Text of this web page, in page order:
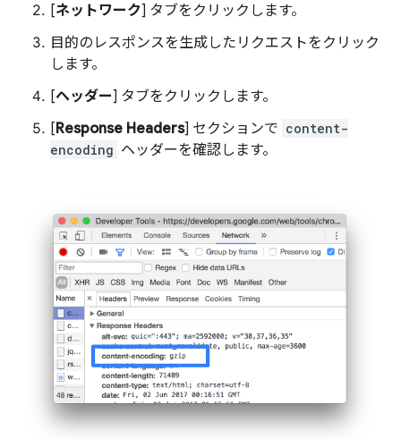
[ネットワーク] タブをクリックします。
目的のレスポンスを生成したリクエストをクリック
します。
[ヘッダー] タブをクリックします。
[Response Headers] セクションで content-
encoding ヘッダーを確認します。